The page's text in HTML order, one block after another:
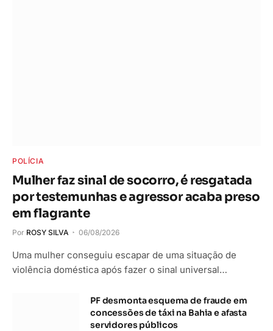
POLÍCIA
Mulher faz sinal de socorro, é resgatada
por testemunhas e agressor acaba preso
em flagrante
Por ROSY SILVA 06/08/2026
Uma mulher conseguiu escapar de uma situação de
violência doméstica após fazer o sinal universal…
PF desmonta esquema de fraude em
concessões de táxi na Bahia e afasta
servidores públicos